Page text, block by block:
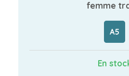
femme
A5
En